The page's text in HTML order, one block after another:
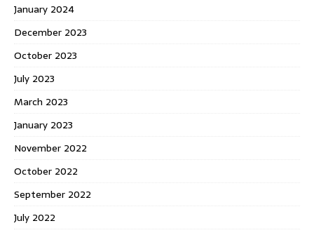
January 2024
December 2023
October 2023
July 2023
March 2023
January 2023
November 2022
October 2022
September 2022
July 2022